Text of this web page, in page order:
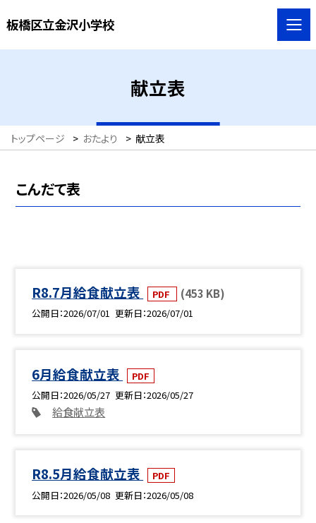
板橋区立金沢小学校
献立表
トップページ > おたより > 献立表
こんだて表
R8.7月給食献立表 PDF (453 KB)
公開日 2026/07/01 更新日 2026/07/01
6月給食献立表
PDF
公開日 2026/05/27 更新日 2026/05/27
給食献立表
R8.5月給食献立表
PDF
公開日 2026/05/08 更新日 2026/05/08